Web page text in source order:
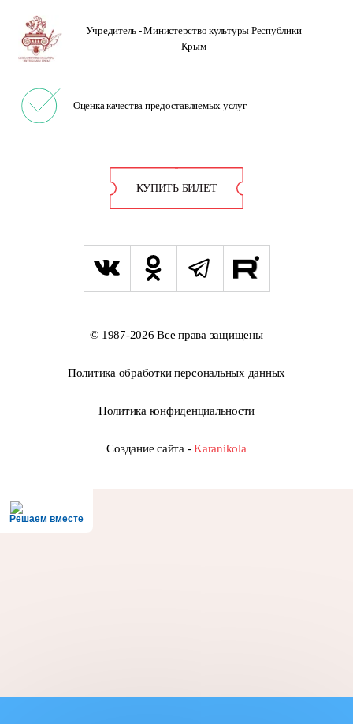
Учредитель -Министерство культуры Республики
Крым
Оценка качества предоставляемых услуг
КУПИТЬ БИЛЕТ
© 1987-2026 Все права защищены
Политика обработки персональных данных
Политика конфиденциальности
Создание сайта -Karanikola
Решаем вместе